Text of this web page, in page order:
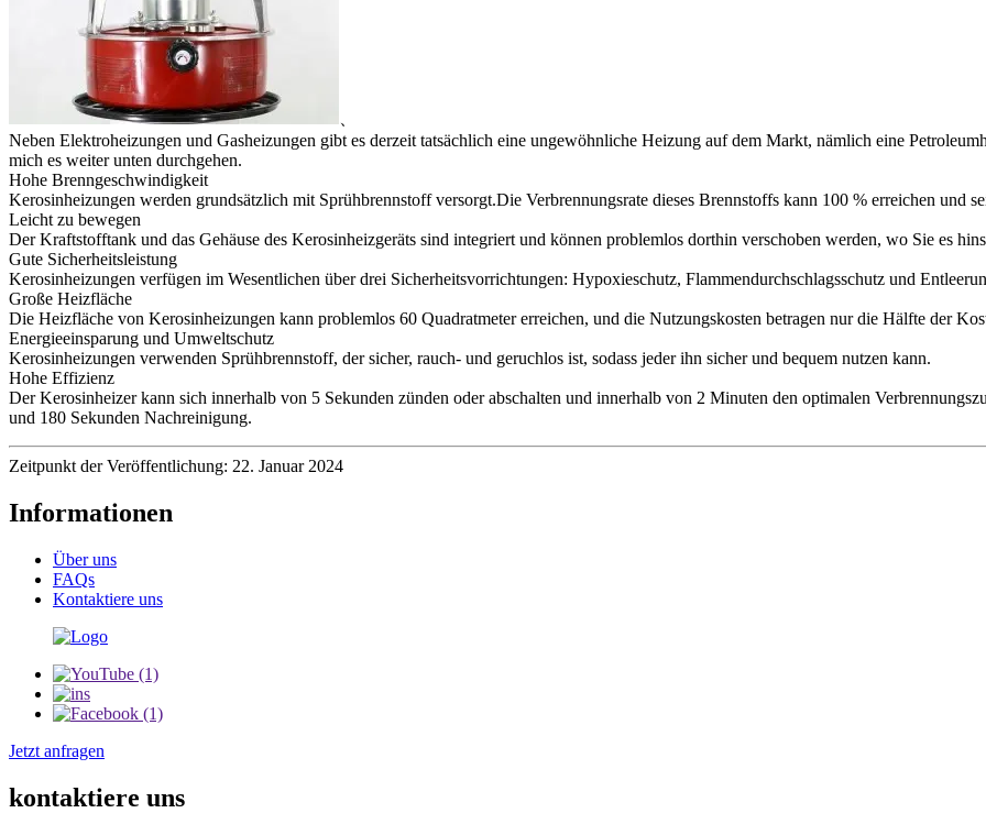
Neben Elektroheizungen und Gasheizungen gibt es derzeit tatsächlich eine ungewöhnliche Heizung auf dem Markt, nämlich eine
mich es weiter unten durchgehen.
Hohe Brenngeschwindigkeit
Kerosinheizungen werden grundsätzlich mit Sprühbrennstoff versorgt.Die Verbrennungsrate dieses Brennstoffs kann 100 % erreichen und
Leicht zu bewegen
Der Kraftstofftank und das Gehäuse des Kerosinheizgeräts sind integriert und können problemlos dorthin verschoben werden, wo Sie es
Gute Sicherheitsleistung
Kerosinheizungen verfügen im Wesentlichen über drei Sicherheitsvorrichtungen: Hypoxieschutz, Flammendurchschlagsschutz und
Große Heizfläche
Die Heizfläche von Kerosinheizungen kann problemlos 60 Quadratmeter erreichen, und die Nutzungskosten betragen nur die Hälfte der
Energieeinsparung und Umweltschutz
Kerosinheizungen verwenden Sprühbrennstoff, der sicher, rauch- und geruchlos ist, sodass jeder ihn sicher und bequem nutzen kann.
Hohe Effizienz
Der Kerosinheizer kann sich innerhalb von 5 Sekunden zünden oder abschalten und innerhalb von 2 Minuten den optimalen
und 180 Sekunden Nachreinigung.
Zeitpunkt der Veröffentlichung: 22. Januar 2024
Informationen
Über uns
FAQs
Kontaktiere uns
Jetzt anfragen
kontaktiere uns